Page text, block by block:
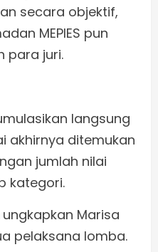
secara objektif,
MEPIES pun
para juri.
langsung
akhirnya ditemukan
jumlah nilai
kategori.
Marisa
pelaksana lomba.